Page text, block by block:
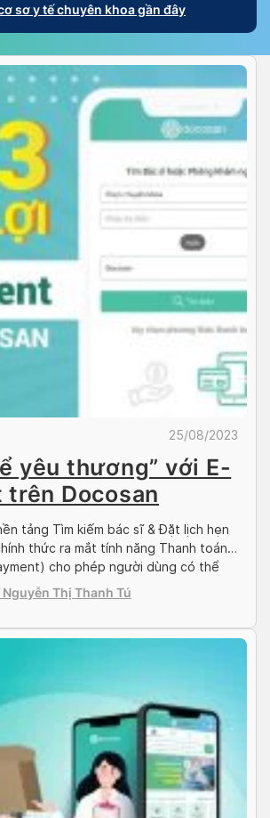
sơ y tế chuyên khoa gần đây
25/08/2023
yêu thương” với E-
trên Docosan
tảng Tìm kiếm bác sĩ & Đặt lịch hẹn
thức ra mắt tính năng Thanh toán
cho phép người dùng có thể
y tế trực tuyến trên thiết bị thông
Docosan triển khai chương trình E-
Thị Thanh Tú